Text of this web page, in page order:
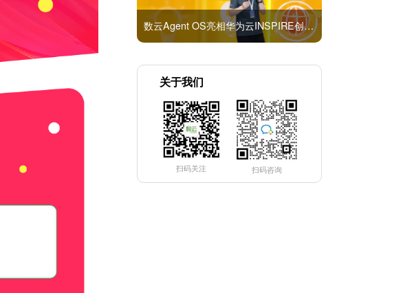
数云Agent OS亮相华为云INSPIRE创想者大会：以AI重构消费者运营与零售营销新范式
关于我们
扫码关注 扫码咨询